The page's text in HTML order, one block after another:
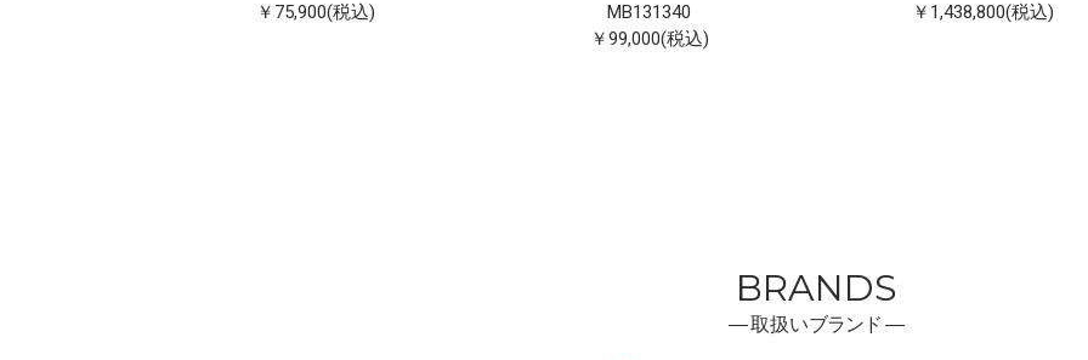
￥75,900(税込)
MB131340
￥99,000(税込)
￥1,438,800(税込)
BRANDS
―取扱いブランド ―